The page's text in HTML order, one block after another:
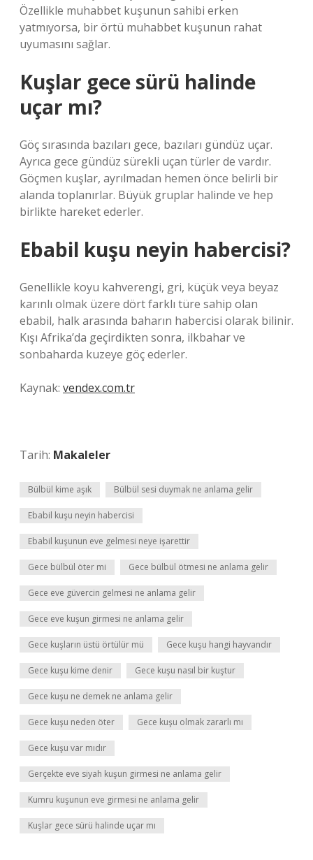
Özellikle muhabbet kuşunun sahibi erken
yatmıyorsa, bir örtü muhabbet kuşunun rahat
uyumasını sağlar.
Kuşlar gece sürü halinde
uçar mı?
Göç sırasında bazıları gece, bazıları gündüz uçar.
Ayrıca gece gündüz sürekli uçan türler de vardır.
Göçmen kuşlar, ayrılmadan hemen önce belirli bir
alanda toplanırlar. Büyük gruplar halinde ve hep
birlikte hareket ederler.
Ebabil kuşu neyin habercisi?
Genellikle koyu kahverengi, gri, küçük veya beyaz
karınlı olmak üzere dört farklı türe sahip olan
ebabil, halk arasında baharın habercisi olarak bilinir.
Kışı Afrika’da geçirdikten sonra, ilkbahar ve
sonbaharda kuzeye göç ederler.
Kaynak: vendex.com.tr
Tarih: Makaleler
Bülbül kime aşık Bülbül sesi duymak ne anlama gelir
Ebabil kuşu neyin habercisi
Ebabil kuşunun eve gelmesi neye işarettir
Gece bülbül öter mi Gece bülbül ötmesi ne anlama gelir
Gece eve güvercin gelmesi ne anlama gelir
Gece eve kuşun girmesi ne anlama gelir
Gece kuşların üstü örtülür mü Gece kuşu hangi hayvandır
Gece kuşu kime denir Gece kuşu nasıl bir kuştur
Gece kuşu ne demek ne anlama gelir
Gece kuşu neden öter Gece kuşu olmak zararlı mı
Gece kuşu var mıdır
Gerçekte eve siyah kuşun girmesi ne anlama gelir
Kumru kuşunun eve girmesi ne anlama gelir
Kuşlar gece sürü halinde uçar mı